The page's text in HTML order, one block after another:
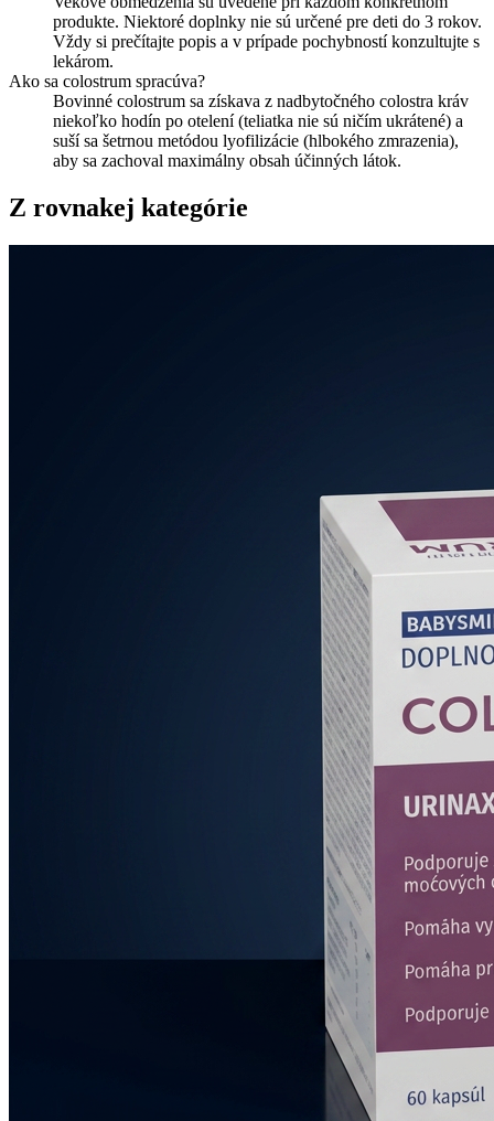
produkte. Niektoré doplnky nie sú určené pre deti do 3 rokov.
Vždy si prečítajte popis a v prípade pochybností konzultujte s
lekárom.
Ako sa colostrum spracúva?
Bovinné colostrum sa získava z nadbytočného colostra kráv
niekoľko hodín po otelení (teliatka nie sú ničím ukrátené) a
suší sa šetrnou metódou lyofilizácie (hlbokého zmrazenia),
aby sa zachoval maximálny obsah účinných látok.
Z rovnakej kategórie